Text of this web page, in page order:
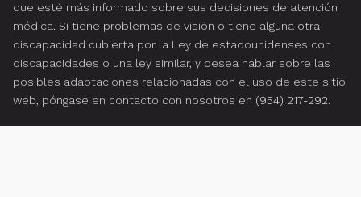
que esté más informado sobre sus decisiones de atención
médica. Si tiene problemas de visión o tiene alguna otra
discapacidad cubierta por la Ley de estadounidenses con
discapacidades o una ley similar, y desea hablar sobre las
posibles adaptaciones relacionadas con el uso de este sitio
web, póngase en contacto con nosotros en (954) 217-292.